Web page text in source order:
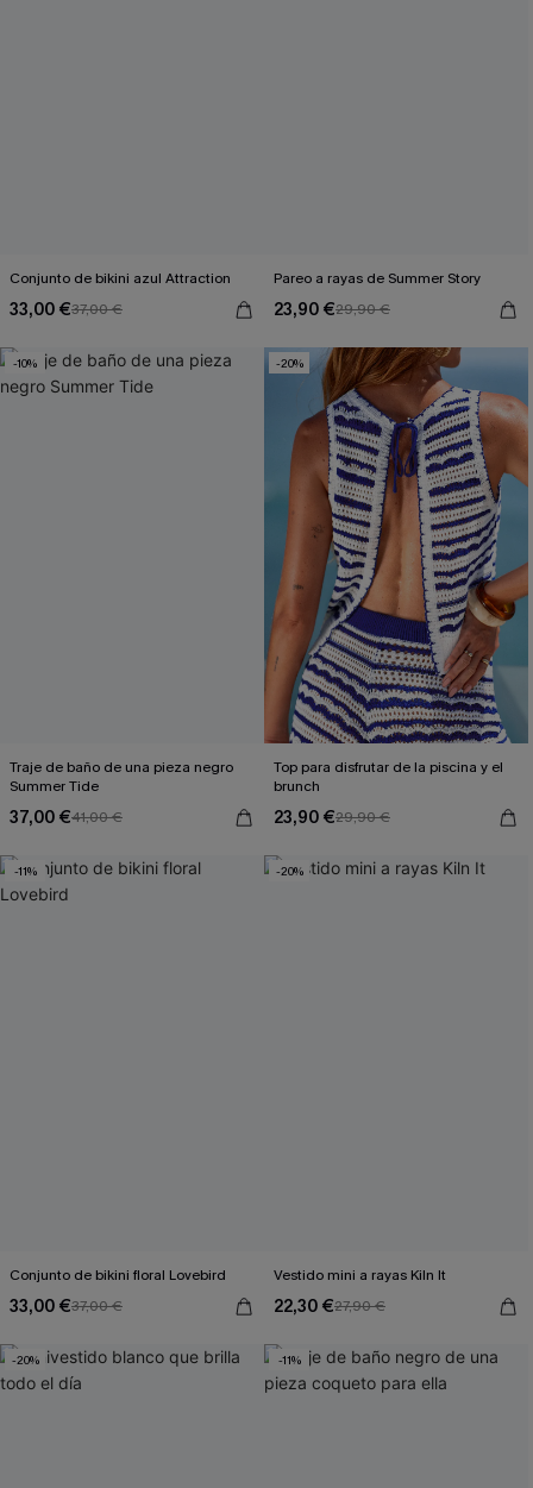
Conjunto de bikini azul Attraction
33,00 €37,00 €
Pareo a rayas de Summer Story
23,90 €29,90 €
-10%
Traje de baño de una pieza negro
Summer Tide
37,00 €41,00 €
-20%
Top para disfrutar de la piscina y el
brunch
23,90 €29,90 €
-11%
Conjunto de bikini floral Lovebird
33,00 €37,00 €
-20%
Vestido mini a rayas Kiln It
22,30 €27,90 €
-20% -11%